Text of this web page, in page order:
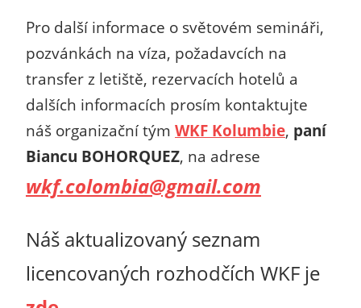
Pro další informace o světovém semináři,
pozvánkách na víza, požadavcích na
transfer z letiště, rezervacích hotelů a
dalších informacích prosím kontaktujte
náš organizační tým WKF Kolumbie, paní
Biancu BOHORQUEZ, na adrese
wkf.colombia@gmail.com
Náš aktualizovaný seznam
licencovaných rozhodčích WKF je